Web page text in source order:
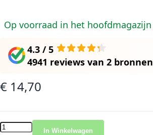
Op voorraad in het hoofdmagazijn
4.3 / 5
4941 reviews van 2 bronnen
€ 14,70
In Winkelwagen